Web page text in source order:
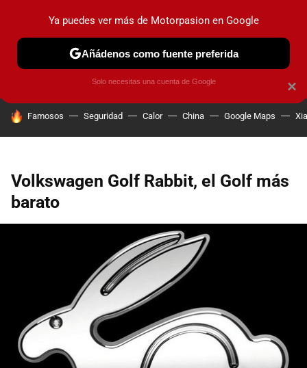
PRUEBAS COCHES ELÉCTRICOS OBSERVATORIO
HOY SE HABLA DE
Famosos Seguridad Calor China Google Maps
Volkswagen Golf Rabbit, el Golf más
barato
×
Ya puedes ver más de Motorpasion en Google
Añádenos como fuente preferida
Solo necesitas una cuenta de Google